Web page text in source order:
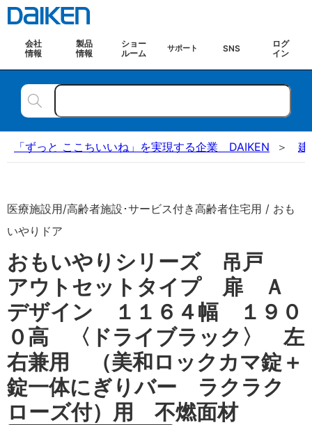
会社
情報
製品
情報
ショー
ルーム
サポート SNS
ログ
イン
「ずっと ここちいいね」を実現する企業 DAIKEN 建
医療施設用/高齢者施設･サービス付き高齢者住宅用 / おも
いやりドア
おもいやりシリーズ 吊戸
アウトセットタイプ 扉 Ａ
デザイン １１６４幅 １９０
０高 〈ドライブラック〉 左
右兼用 （美和ロックカマ錠＋
錠一体にぎりバー ラクラク
ローズ付）用 不燃面材